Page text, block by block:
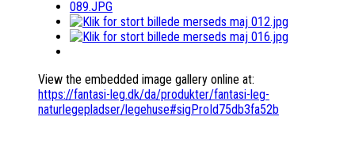
View the embedded image gallery online at:
https://fantasi-leg.dk/da/produkter/fantasi-leg-
naturlegepladser/legehuse#sigProId75db3fa52b